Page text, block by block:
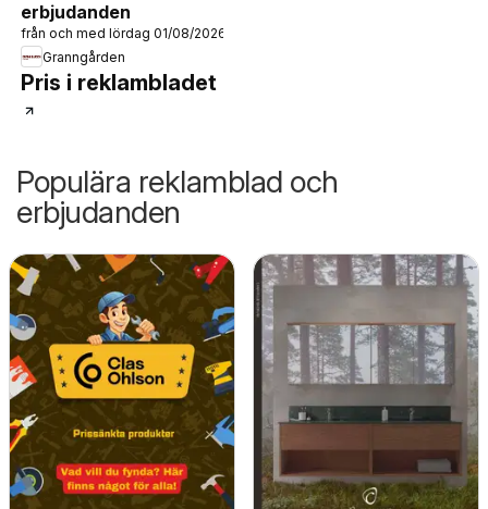
erbjudanden
från och med lördag 01/08/2026
Granngården
Pris i reklambladet
Populära reklamblad och
erbjudanden